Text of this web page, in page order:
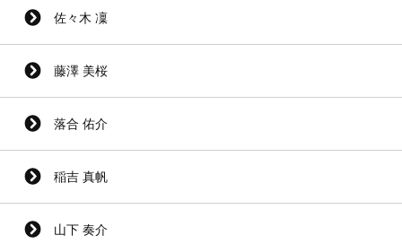
佐々木 凜
藤澤 美桜
落合 佑介
稲吉 真帆
山下 奏介